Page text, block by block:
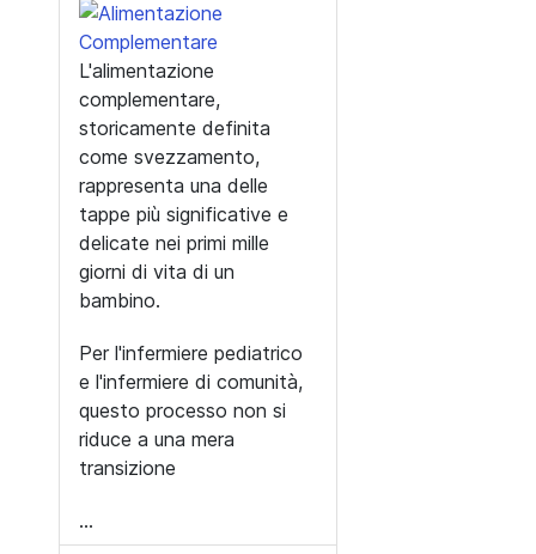
L'alimentazione
complementare,
storicamente definita
come svezzamento,
rappresenta una delle
tappe più significative e
delicate nei primi mille
giorni di vita di un
bambino.
Per l'infermiere pediatrico
e l'infermiere di comunità,
questo processo non si
riduce a una mera
transizione
...